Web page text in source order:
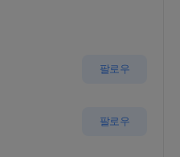
팔로우
팔로우